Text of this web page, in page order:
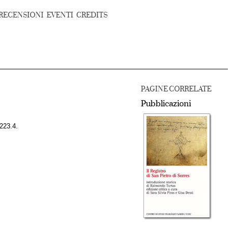
EVENTI CREDITS
PAGINE CORRELATE
Pubblicazioni